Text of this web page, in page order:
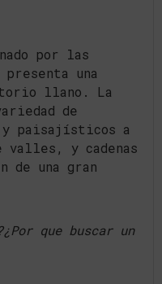
por las
una
llano. La
de
y paisajísticos a
valles, y cadenas
de una gran
que buscar un